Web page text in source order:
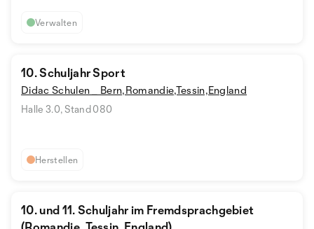
Verwalten
10. Schuljahr Sport
Didac Schulen _ Bern,Romandie,Tessin,England
Halle 3.0, Stand 080
Herstellen
10. und 11. Schuljahr im Fremdsprachgebiet